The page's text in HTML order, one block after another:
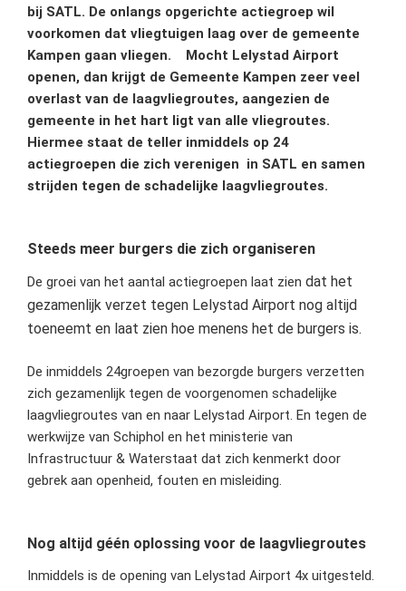
bij SATL. De onlangs opgerichte actiegroep wil
voorkomen dat vliegtuigen laag over de gemeente
Kampen gaan vliegen. Mocht Lelystad Airport
openen, dan krijgt de Gemeente Kampen zeer veel
overlast van de laagvliegroutes, aangezien de
gemeente in het hart ligt van alle vliegroutes.
Hiermee staat de teller inmiddels op 24
actiegroepen die zich verenigen in SATL en samen
strijden tegen de schadelijke laagvliegroutes.
Steeds meer burgers die zich organiseren
De groei van het aantal actiegroepen laat zien dat het
gezamenlijk verzet tegen Lelystad Airport nog altijd
toeneemt en laat zien hoe menens het de burgers is.
De inmiddels 24groepen van bezorgde burgers verzetten
zich gezamenlijk tegen de voorgenomen schadelijke
laagvliegroutes van en naar Lelystad Airport. En tegen de
werkwijze van Schiphol en het ministerie van
Infrastructuur & Waterstaat dat zich kenmerkt door
gebrek aan openheid, fouten en misleiding.
Nog altijd géén oplossing voor de laagvliegroutes
Inmiddels is de opening van Lelystad Airport 4x uitgesteld.